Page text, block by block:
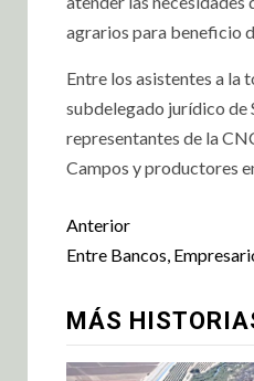
agrarios para beneficio
Entre los asistentes a la
subdelegado jurídico de
representantes de la
Campos y productores
Anterior
Entre Bancos,
MÁS